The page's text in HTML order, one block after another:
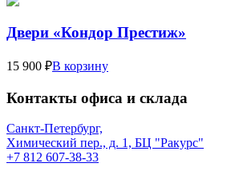
Двери «Кондор Престиж»
15 900 ₽В корзину
Контакты офиса и склада
Санкт-Петербург,
Химический пер., д. 1, БЦ "Ракурс"
+7 812 607-38-33